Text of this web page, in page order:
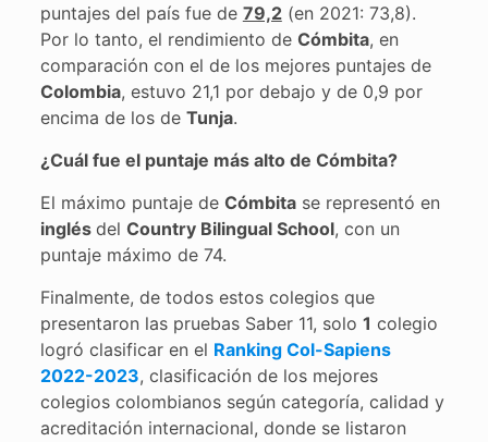
puntajes del país fue de 79,2(en 2021: 73,8).
Por lo tanto, el rendimiento de Cómbita, en
comparación con el de los mejores puntajes de
Colombia, estuvo 21,1 por debajo y de 0,9 por
encima de los de Tunja.
¿Cuál fue el puntaje más alto de Cómbita?
El máximo puntaje de Cómbitase representó en
inglés del Country Bilingual School, con un
puntaje máximo de 74.
Finalmente, de todos estos colegios que
presentaron las pruebas Saber 11, solo 1 colegio
logró clasificar en el Ranking Col-Sapiens
2022-2023, clasificación de los mejores
colegios colombianos según categoría, calidad y
acreditación internacional, donde se listaron